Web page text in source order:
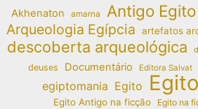
Akhenaton amarna Antigo Egito
Arqueologia Egípcia artefatos
descoberta arqueológica
deuses Documentário Editora Salvat
egiptomania Egito
Egito Antigo na ficção Egito na